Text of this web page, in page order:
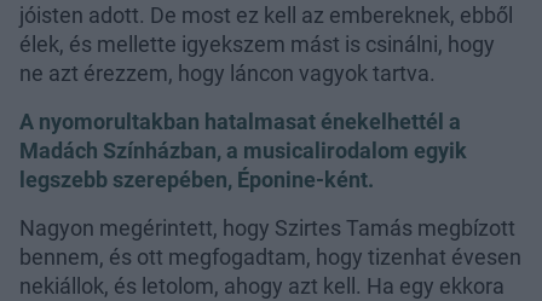
jóisten adott. De most ez kell az embereknek, ebből
élek, és mellette igyekszem mást is csinálni, hogy
ne azt érezzem, hogy láncon vagyok tartva.
A nyomorultakban hatalmasat énekelhettél a
Madách Színházban, a musicalirodalom egyik
legszebb szerepében, Éponine-ként.
Nagyon megérintett, hogy Szirtes Tamás megbízott
bennem, és ott megfogadtam, hogy tizenhat évesen
nekiállok, és letolom, ahogy azt kell. Ha egy ekkora